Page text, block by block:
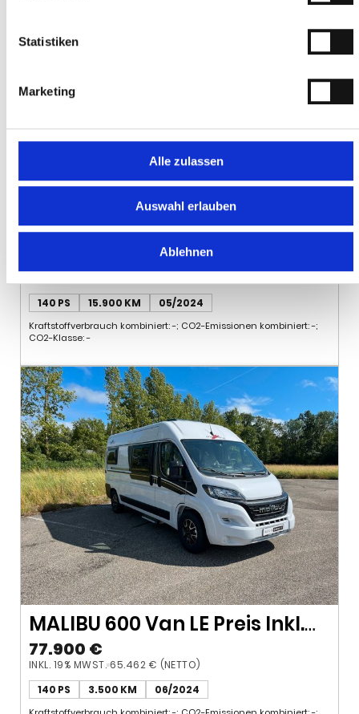
Statistiken
Marketing
Alle zulassen
Auswahl erlauben
Ablehnen
MALIBU 640 First Class - Two
Room Charming GT Skyview
140 PS
15.900 KM 05/2024
Kraftstoffverbrauch kombiniert: -; CO2-Emissionen kombiniert: -;
CO2-Klasse: -
MALIBU 600 Van LE Preis Inkl.
Premium Paket
77.900 €
INKL. 19% MWST. 65.462 € (NETTO)
140 PS
3.500 KM 06/2024